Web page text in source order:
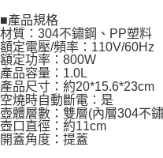
■產品規格
材質：304不鏽鋼、PP塑料
額定電壓/頻率：110V/60Hz
額定功率：800W
產品容量：1.0L
產品尺寸：約20*15.6*23cm
空燒時自動斷電：是
壺體層數：雙層(內層304不
壺口直徑：約11cm
開蓋角度：提蓋